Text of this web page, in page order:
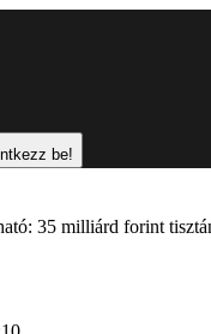
be!
35 milliárd forint